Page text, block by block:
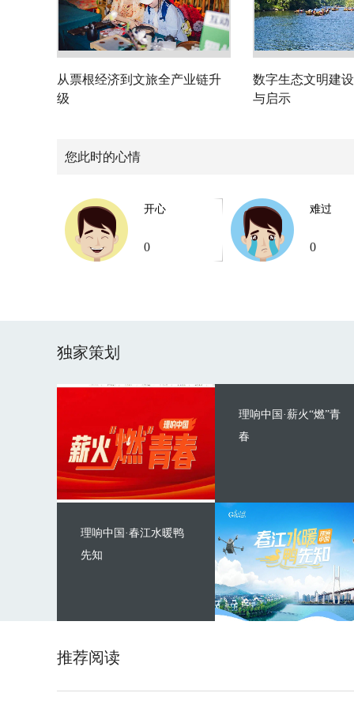
从票根经济到文旅全产业链升
级
数字生态文明建
与启示
您此时的心情
开心
0
难过
0
独家策划
理响中国·薪火“燃”青
春
理响中国·春江水暖鸭
先知
推荐阅读